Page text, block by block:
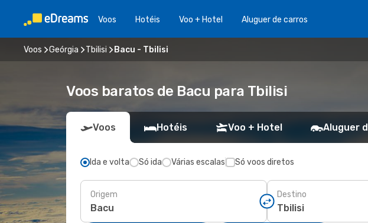
Voos Hotéis Voo + Hotel Aluguer de carros
Voos Geórgia Tbilisi Bacu - Tbilisi
Voos baratos de Bacu para Tbilisi
Voos Hotéis Voo + Hotel Aluguer
Ida e volta Só ida Várias escalas Só voos diretos
Origem Destino